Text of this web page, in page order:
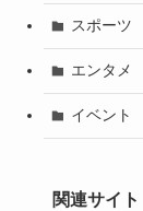
スポーツ
エンタメ
イベント
関連サイト